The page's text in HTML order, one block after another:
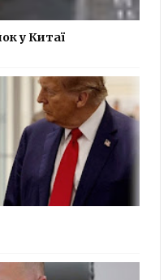
у Китаї